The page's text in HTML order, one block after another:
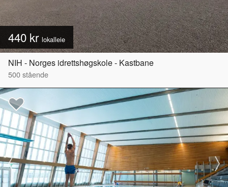
440 kr lokalleie
NIH - Norges idrettshøgskole - Kastbane
500stående